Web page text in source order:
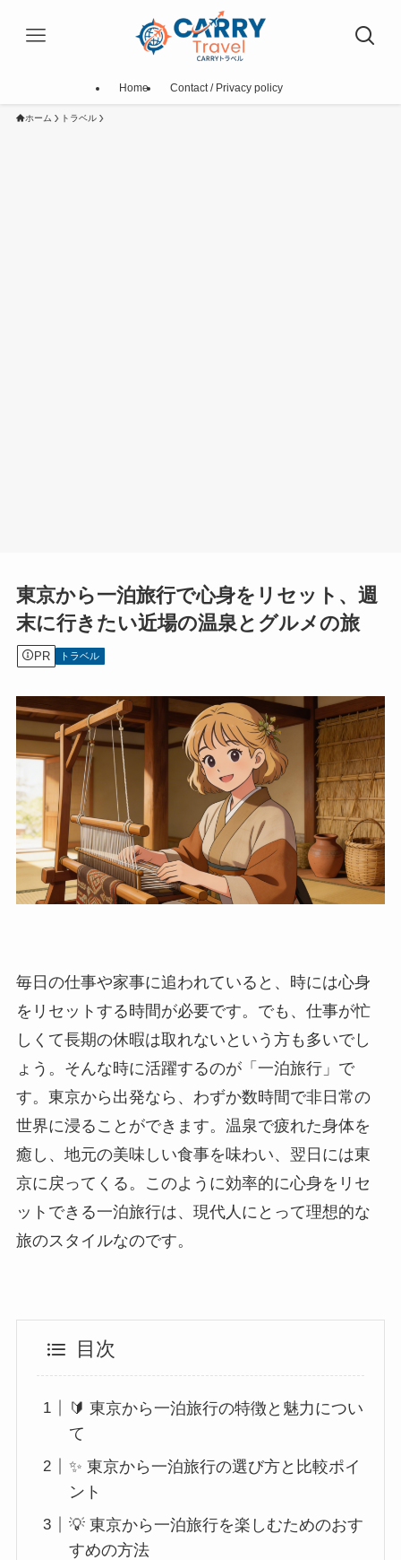
Home Contact / Privacy policy
ホーム トラベル
東京から一泊旅行で心身をリセット、週
末に行きたい近場の温泉とグルメの旅
PR トラベル
毎日の仕事や家事に追われていると、時には心身
をリセットする時間が必要です。でも、仕事が忙
しくて長期の休暇は取れないという方も多いでし
ょう。そんな時に活躍するのが「一泊旅行」で
す。東京から出発なら、わずか数時間で非日常の
世界に浸ることができます。温泉で疲れた身体を
癒し、地元の美味しい食事を味わい、翌日には東
京に戻ってくる。このように効率的に心身をリセ
ットできる一泊旅行は、現代人にとって理想的な
旅のスタイルなのです。
目次
🔰 東京から一泊旅行の特徴と魅力につい
て
✨ 東京から一泊旅行の選び方と比較ポイ
ント
💡 東京から一泊旅行を楽しむためのおす
すめの方法